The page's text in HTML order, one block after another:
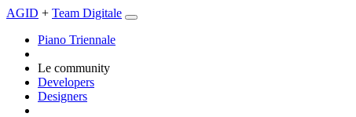
AGID + Team Digitale
Piano Triennale
Le community
Developers
Designers